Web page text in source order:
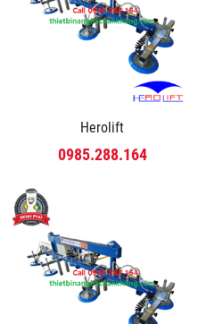
Herolift
0985.288.164